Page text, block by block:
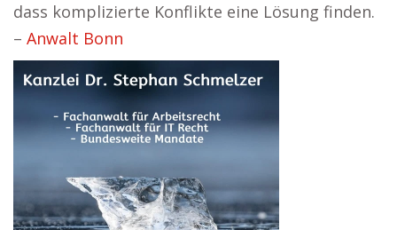
dass komplizierte Konflikte eine Lösung finden.
– Anwalt Bonn